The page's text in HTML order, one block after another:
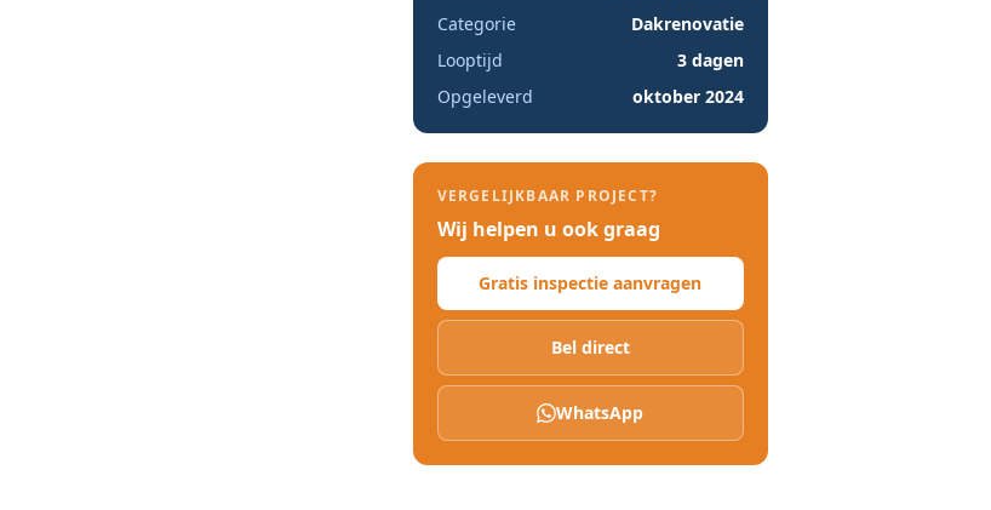
Categorie
Dakrenovatie
Looptijd
3 dagen
Opgeleverd
oktober 2024
VERGELIJKBAAR PROJECT?
Wij helpen u ook graag
Gratis inspectie aanvragen
Bel direct
WhatsApp